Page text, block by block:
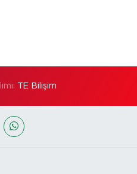
TE Bilişim